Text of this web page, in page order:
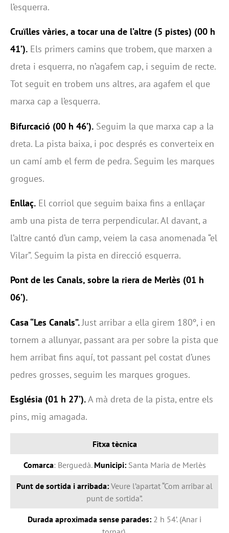
l’esquerra.
Cruïlles vàries, a tocar una de l’altre (5 pistes) (00 h
41’). Els primers camins que trobem, que marxen a
dreta i esquerra, no n’agafem cap, i seguim de recte.
Tot seguit en trobem uns altres, ara agafem el que
marxa cap a l’esquerra.
Bifurcació (00 h 46’). Seguim la que marxa cap a la
dreta. La pista baixa, i poc després es converteix en
un camí amb el ferm de pedra. Seguim les marques
grogues.
Enllaç. El corriol que seguim baixa fins a enllaçar
amb una pista de terra perpendicular. Al davant, a
l’altre cantó d’un camp, veiem la casa anomenada “el
Vilar”. Seguim la pista en direcció esquerra.
Pont de les Canals, sobre la riera de Merlès (01 h
06’).
Casa “Les Canals”.Just arribar a ella girem 180º, i en
tornem a allunyar, passant ara per sobre la pista que
hem arribat fins aquí, tot passant pel costat d’unes
pedres grosses, seguim les marques grogues.
Església (01 h 27’).A mà dreta de la pista, entre els
pins, mig amagada.
Fitxa tècnica
Comarca: Berguedà. Municipi:Santa Maria de Merlès
Punt de sortida i arribada: Veure l’apartat “Com arribar al
punt de sortida”.
Durada aproximada sense parades: 2 h 54’. (Anar i